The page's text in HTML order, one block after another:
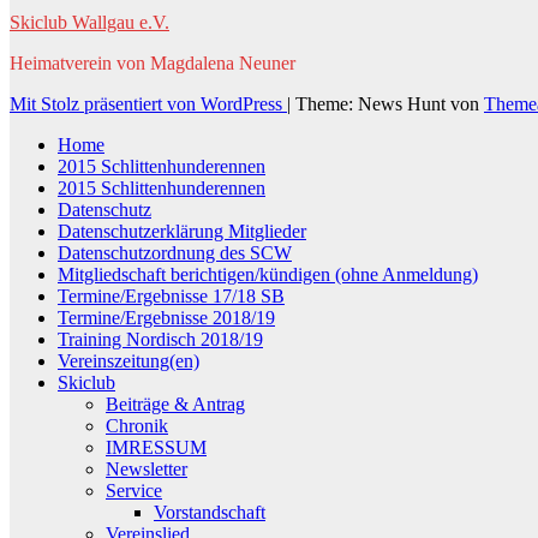
Skiclub Wallgau e.V.
Heimatverein von Magdalena Neuner
Mit Stolz präsentiert von WordPress | Theme: News Hunt von
Home
2015 Schlittenhunderennen
2015 Schlittenhunderennen
Datenschutz
Datenschutzerklärung Mitglieder
Datenschutzordnung des SCW
Mitgliedschaft berichtigen/kündigen (ohne Anmeldung)
Termine/Ergebnisse 17/18 SB
Termine/Ergebnisse 2018/19
Training Nordisch 2018/19
Vereinszeitung(en)
Skiclub
Beiträge & Antrag
Chronik
IMRESSUM
Newsletter
Service
Vorstandschaft
Vereinslied